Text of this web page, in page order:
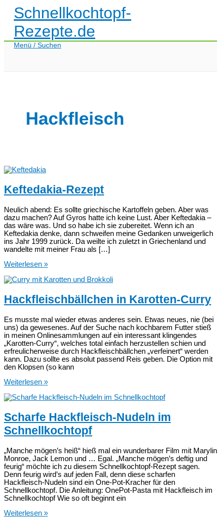
Zum
Inhalt
springen
Schnellkochtopf-
Rezepte.de
Menü / Suchen
Hackfleisch
Keftedakia-Rezept
Neulich abend: Es sollte griechische Kartoffeln geben. Aber was
dazu machen? Auf Gyros hatte ich keine Lust. Aber Keftedakia –
das wäre was. Und so habe ich sie zubereitet. Wenn ich an
Keftedakia denke, dann schweifen meine Gedanken unweigerlich
ins Jahr 1999 zurück. Da weilte ich zuletzt in Griechenland und
wandelte mit meiner Frau als […]
Keftedakia-
Weiterlesen »
Hackfleischbällchen in Karotten-Curry
Es musste mal wieder etwas anderes sein. Etwas neues, nie (bei
uns) da gewesenes. Auf der Suche nach kochbarem Futter stieß
in meinen Onlinesammlungen auf ein interessant klingendes
„Karotten-Curry“, welches total einfach herzustellen schien und
erfreulicherweise durch Hackfleischbällchen „verfeinert“ werden
kann. Dazu sollte es absolut passend Reis geben. Die Option mit
den Klopsen (so kann
Hackfleischbällchen
Karotten-
Weiterlesen »
Scharfe Hackfleisch-Nudeln im
Schnellkochtopf
„Manche mögen’s heiß“ hieß mal ein wunderbarer Film mit Marylin
Monroe, Jack Lemon und … Egal. „Manche mögen’s deftig und
feurig“ möchte ich zu diesem Schnellkochtopf-Rezept sagen.
Denn feurig wird’s auf jeden Fall, denn diese scharfen
Hackfleisch-Nudeln sind ein One-Pot-Kracher für den
Schnellkochtopf. Die Anleitung: OnePot-Pasta mit Hackfleisch im
Schnellkochtopf Wie so oft beginnt ein
Scharfe
Weiterlesen »